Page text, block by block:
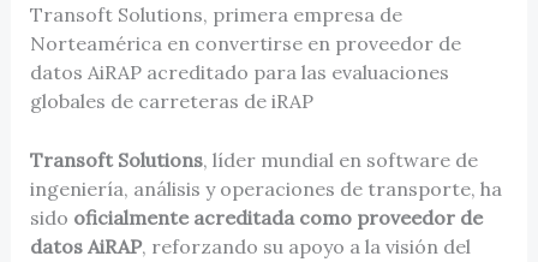
Transoft Solutions, primera empresa de
Norteamérica en convertirse en proveedor de
datos AiRAP acreditado para las evaluaciones
globales de carreteras de iRAP
Transoft Solutions, líder mundial en software de
ingeniería, análisis y operaciones de transporte, ha
sido oficialmente acreditada como proveedor de
datos AiRAP, reforzando su apoyo a la visión del